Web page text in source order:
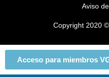
Aviso
Copyright 2020
Acceso para miembros